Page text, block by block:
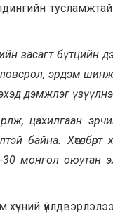
бүтцийн
эрдэм
дэмжлэг үзүү
рлж, цахилгаан
байна.
монгол оюутан